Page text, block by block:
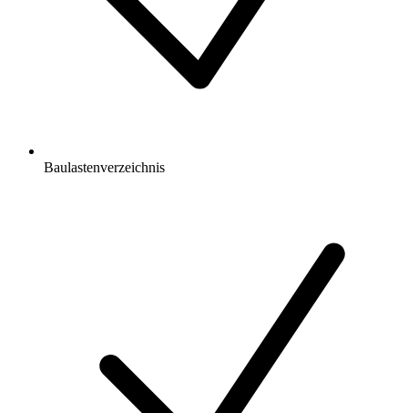
Baulastenverzeichnis